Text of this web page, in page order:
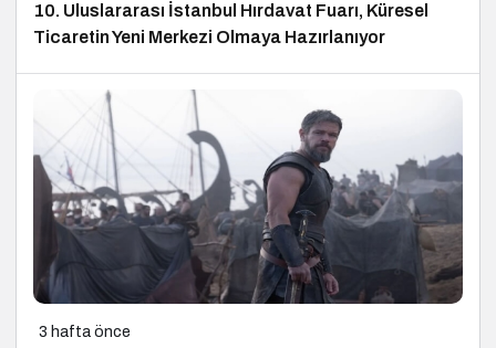
10. Uluslararası İstanbul Hırdavat Fuarı, Küresel
Ticaretin Yeni Merkezi Olmaya Hazırlanıyor
3 hafta önce